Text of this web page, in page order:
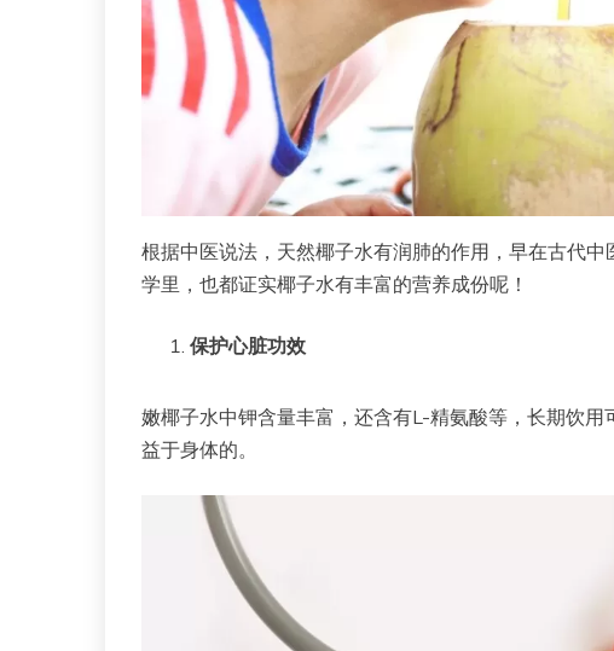
根据中医说法，天然椰子水有润肺的作用，早在古代
学里，也都证实椰子水有丰富的营养成份呢！
保护心脏功效
嫩椰子水中钾含量丰富，还含有L-精氨酸等，长期饮
益于身体的。